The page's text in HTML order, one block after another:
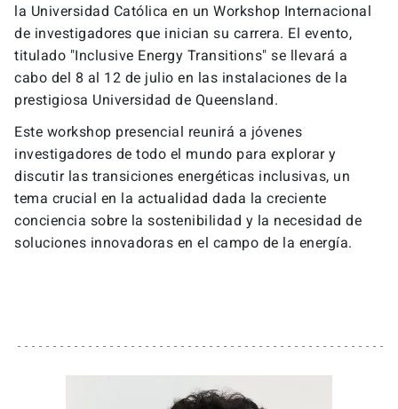
Contacto
la Universidad Católica en un Workshop Internacional
de investigadores que inician su carrera. El evento,
titulado "Inclusive Energy Transitions" se llevará a
cabo del 8 al 12 de julio en las instalaciones de la
prestigiosa Universidad de Queensland.
Este workshop presencial reunirá a jóvenes
investigadores de todo el mundo para explorar y
discutir las transiciones energéticas inclusivas, un
tema crucial en la actualidad dada la creciente
conciencia sobre la sostenibilidad y la necesidad de
soluciones innovadoras en el campo de la energía.